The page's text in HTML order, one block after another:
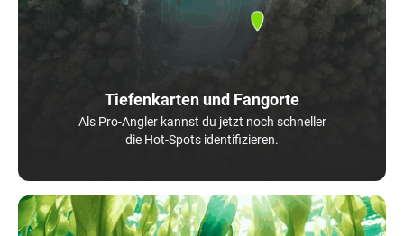
Tiefenkarten und Fangorte
Als Pro-Angler kannst du jetzt noch schneller
die Hot-Spots identifizieren.